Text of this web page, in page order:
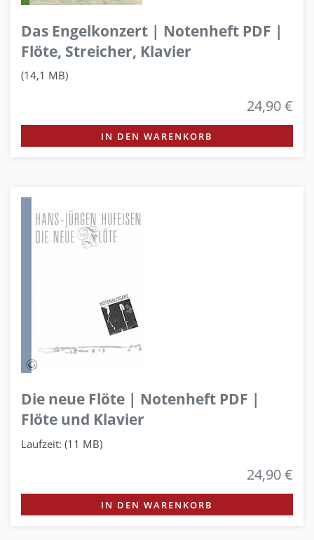
Das Engelkonzert | Notenheft PDF |
Flöte, Streicher, Klavier
(14,1 MB)
24,90 €
IN DEN WARENKORB
Die neue Flöte | Notenheft PDF |
Flöte und Klavier
Laufzeit: (11 MB)
24,90 €
IN DEN WARENKORB